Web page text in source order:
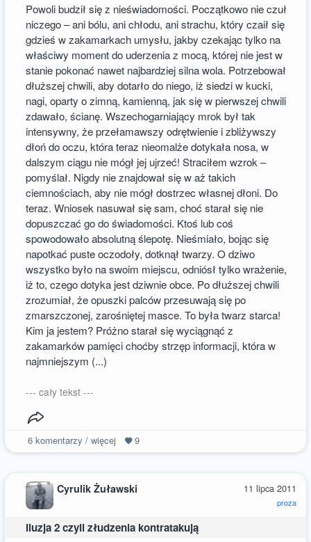
Powoli budził się z nieświadomości. Początkowo nie czuł
niczego – ani bólu, ani chłodu, ani strachu, który czaił się
gdzieś w zakamarkach umysłu, jakby czekając tylko na
właściwy moment do uderzenia z mocą, której nie jest w
stanie pokonać nawet najbardziej silna wola. Potrzebował
dłuższej chwili, aby dotarło do niego, iż siedzi w kucki,
nagi, oparty o zimną, kamienną, jak się w pierwszej chwili
zdawało, ścianę. Wszechogarniający mrok był tak
intensywny, że przełamawszy odrętwienie i zbliżywszy
dłoń do oczu, która teraz nieomalże dotykała nosa, w
dalszym ciągu nie mógł jej ujrzeć! Straciłem wzrok –
pomyślał. Nigdy nie znajdował się w aż takich
ciemnościach, aby nie mógł dostrzec własnej dłoni. Do
teraz. Wniosek nasuwał się sam, choć starał się nie
dopuszczać go do świadomości. Ktoś lub coś
spowodowało absolutną ślepotę. Nieśmiało, bojąc się
napotkać puste oczodoły, dotknął twarzy. O dziwo
wszystko było na swoim miejscu, odniósł tylko wrażenie,
iż to, czego dotyka jest dziwnie obce. Po dłuższej chwili
zrozumiał, że opuszki palców przesuwają się po
zmarszczonej, zarośniętej masce. To była twarz starca!
Kim ja jestem? Próżno starał się wyciągnąć z
zakamarków pamięci choćby strzęp informacji, która w
najmniejszym (...)
--- cały tekst ---
6komentarzy / więcej 9
11 lipca 2011
proza
Cyrulik Żuławski
Iluzja 2 czyli złudzenia kontratakują